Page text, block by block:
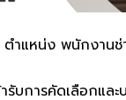
ตำแหน่ง พนักงานช่
การคัดเลือกแล